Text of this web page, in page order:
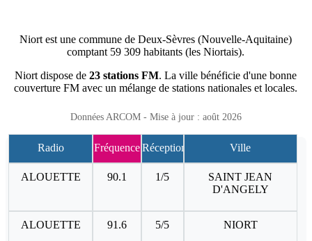
Niort est une commune de Deux-Sèvres (Nouvelle-Aquitaine)
comptant 59 309 habitants (les Niortais).
Niort dispose de23 stations FM. La ville bénéficie d'une bonne
couverture FM avec un mélange de stations nationales et locales.
Données ARCOM - Mise à jour : août 2026
Radio FréquenceRéception Ville
ALOUETTE 90.1 1/5
SAINT JEAN
D'ANGELY
ALOUETTE 91.6 5/5 NIORT